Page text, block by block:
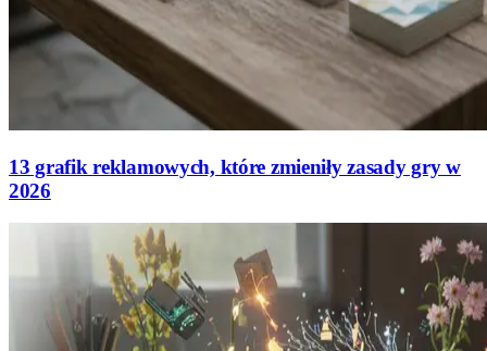
13 grafik reklamowych, które zmieniły zasady gry w
2026